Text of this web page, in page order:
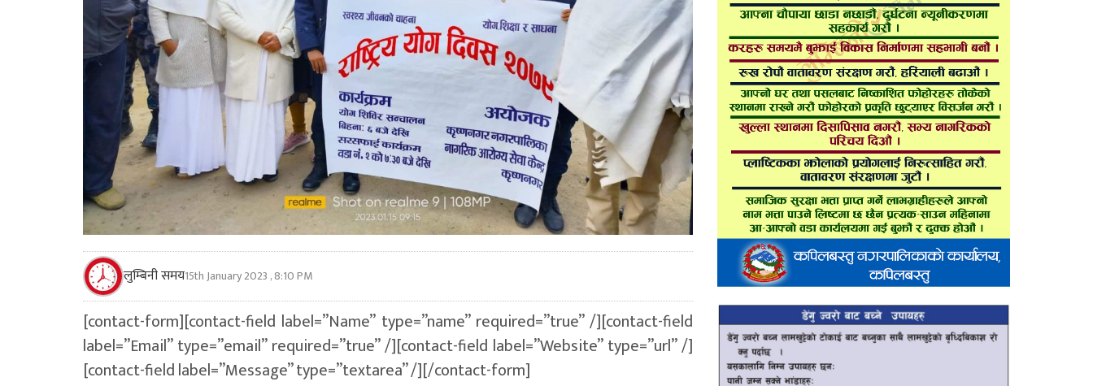
लुम्बिनी समय15th January 2023 , 8:10 PM
[contact-form][contact-field label=”Name” type=”name” required=”true” /][contact-field
label=”Email” type=”email” required=”true” /][contact-field label=”Website” type=”url” /]
[contact-field label=”Message” type=”textarea” /][/contact-form]